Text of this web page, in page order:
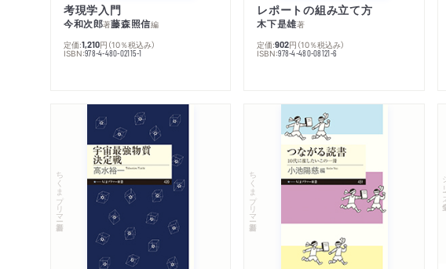
考現学入門
今和次郎著藤森照信編
定価:1,210円 （10％税込み）
ISBN:978-4-480-02115-1
レポートの組み立て方
木下是雄著
定価:902円 （10％税込み）
ISBN:978-4-480-08121-6
ちくまプリマー新書 ちくまプリマー新書 シ